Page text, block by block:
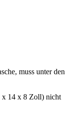
muss unter den
x 14 x 8 Zoll) nicht